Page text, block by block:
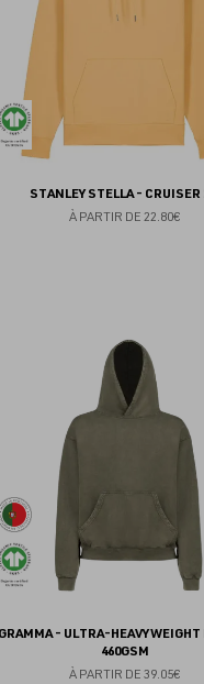
STANLEY STELLA - CRUISER
À PARTIR DE 22.80€
GRAMMA - ULTRA-HEAVYWEIGHT
460GSM
À PARTIR DE 39.05€